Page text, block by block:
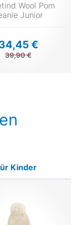
Wool Pom
Junior
€
39,90 €
Kinder